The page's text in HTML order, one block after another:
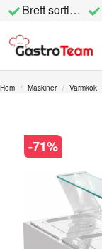
Brett sortiment
Hem Maskiner Varmkök
-71%